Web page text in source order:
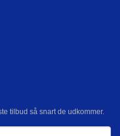
tilbud så snart de udkommer.